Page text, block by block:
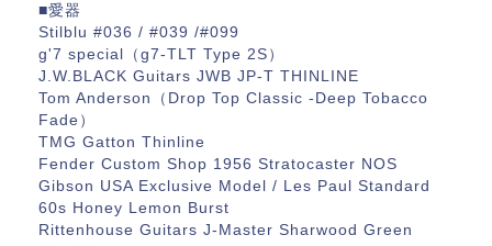
■愛器
Stilblu #036 / #039 /#099
g'7 special（g7-TLT Type 2S）
J.W.BLACK Guitars JWB JP-T THINLINE
Tom Anderson（Drop Top Classic -Deep Tobacco
Fade）
TMG Gatton Thinline
Fender Custom Shop 1956 Stratocaster NOS
Gibson USA Exclusive Model / Les Paul Standard
60s Honey Lemon Burst
Rittenhouse Guitars J-Master Sharwood Green